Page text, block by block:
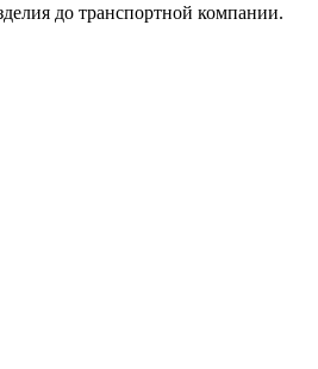
до транспортной компании.